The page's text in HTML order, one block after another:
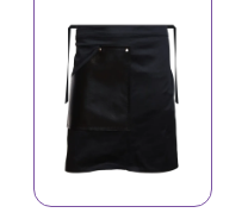
İş önlüyü 4639